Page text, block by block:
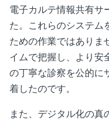
電子カルテ情報共有サ
た。これらのシステム
ための作業ではありま
イムで把握し、より安
の丁寧な診察を公的に
着したのです。
また、デジタル化の真